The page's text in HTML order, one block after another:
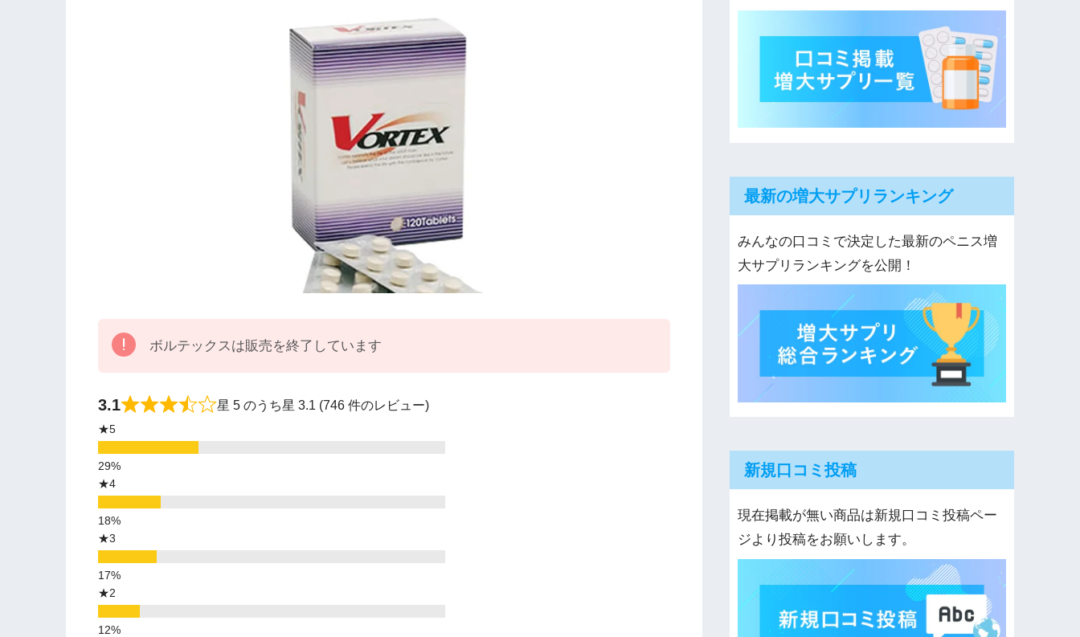
ボルテックスは販売を終了しています
3.1 星 5 のうち星 3.1 (746 件のレビュー)
★5
★4
★3
★2
最新の増大サプリランキング
みんなの口コミで決定した最新のペニス増
大サプリランキングを公開！
新規口コミ投稿
現在掲載が無い商品は新規口コミ投稿ペー
ジより投稿をお願いします。